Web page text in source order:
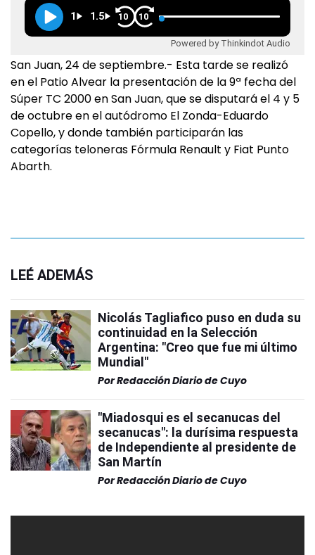
1 1.5 10 10
Powered by Thinkindot Audio
San Juan, 24 de septiembre.- Esta tarde se realizó
en el Patio Alvear la presentación de la 9ª fecha del
Súper TC 2000 en San Juan, que se disputará el 4 y 5
de octubre en el autódromo El Zonda-Eduardo
Copello, y donde también participarán las
categorías teloneras Fórmula Renault y Fiat Punto
Abarth.
LEÉ ADEMÁS
Nicolás Tagliafico puso en duda su
continuidad en la Selección
Argentina: "Creo que fue mi último
Mundial"
PorRedacción Diario de Cuyo
"Miadosqui es el secanucas del
secanucas": la durísima respuesta
de Independiente al presidente de
San Martín
PorRedacción Diario de Cuyo